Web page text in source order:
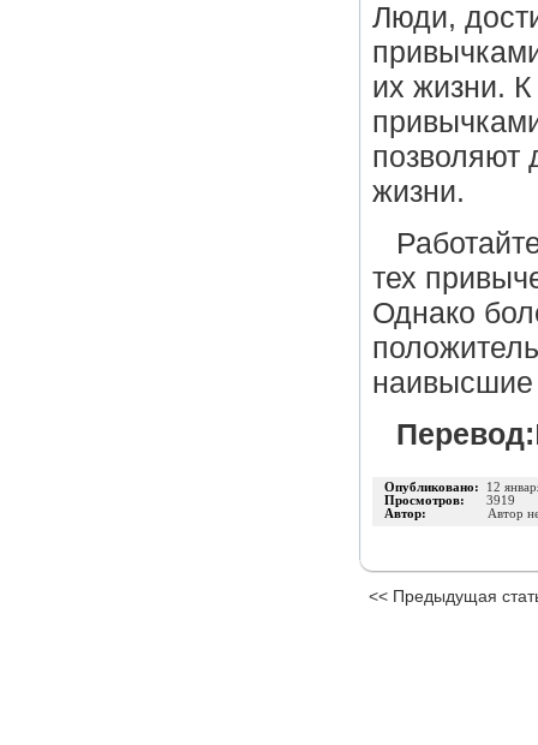
Люди,
их жизни.
позволяют
жизни.
тех
Однако
наивысшие
Перевод:
Опубликовано: 12
Просмотров: 3919
Автор:
Автор
<< Предыдущая